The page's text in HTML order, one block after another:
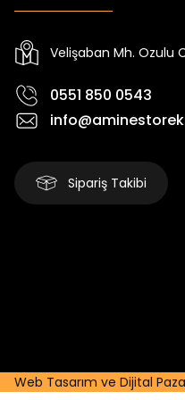
Yeni
Velişaban Mh. Ozulu
0551 850 0543
Sipariş Takibi
Web Tasarım ve Dijital